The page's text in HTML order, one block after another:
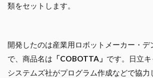
類をセットします。
開発したのは産業用ロボットメーカー・デ
で、商品名は 「COBOTTA」 です。日立
システムズ社がプログラム作成などで協力